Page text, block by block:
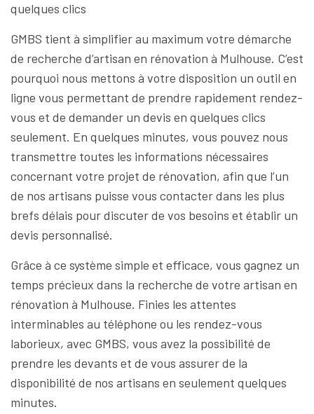
quelques clics
GMBS tient à simplifier au maximum votre démarche
de recherche d’artisan en rénovation à Mulhouse. C’est
pourquoi nous mettons à votre disposition un outil en
ligne vous permettant de prendre rapidement rendez-
vous et de demander un devis en quelques clics
seulement. En quelques minutes, vous pouvez nous
transmettre toutes les informations nécessaires
concernant votre projet de rénovation, afin que l’un
de nos artisans puisse vous contacter dans les plus
brefs délais pour discuter de vos besoins et établir un
devis personnalisé.
Grâce à ce système simple et efficace, vous gagnez un
temps précieux dans la recherche de votre artisan en
rénovation à Mulhouse. Finies les attentes
interminables au téléphone ou les rendez-vous
laborieux, avec GMBS, vous avez la possibilité de
prendre les devants et de vous assurer de la
disponibilité de nos artisans en seulement quelques
minutes.